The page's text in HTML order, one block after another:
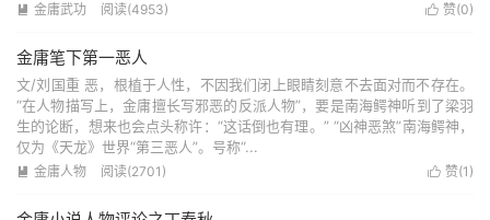
 赞(0)
 金庸武功 阅读(4953)
金庸笔下第一恶人
文/刘国重 恶，根植于人性，不因我们闭上眼睛刻意不去面对而不存在。
“在人物描写上，金庸擅长写邪恶的反派人物”，要是南海鳄神听到了梁羽
生的论断，想来也会点头称许：“这话倒也有理。” “凶神恶煞”南海鳄神，
仅为《天龙》世界“第三恶人”。号称“...
 赞(1 )
 金庸人物 阅读(2701)